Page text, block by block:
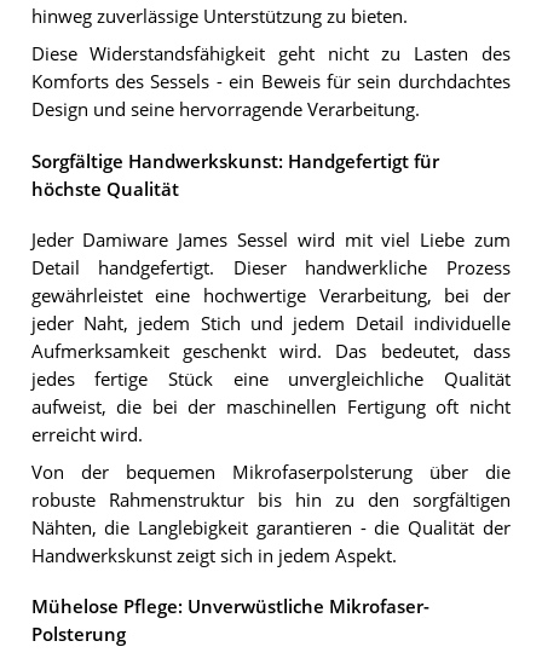
hinweg zuverlässige Unterstützung zu bieten.
Diese Widerstandsfähigkeit geht nicht zu Lasten des
Komforts des Sessels - ein Beweis für sein durchdachtes
Design und seine hervorragende Verarbeitung.
Sorgfältige Handwerkskunst: Handgefertigt für
höchste Qualität
Jeder Damiware James Sessel wird mit viel Liebe zum
Detail handgefertigt. Dieser handwerkliche Prozess
gewährleistet eine hochwertige Verarbeitung, bei der
jeder Naht, jedem Stich und jedem Detail individuelle
Aufmerksamkeit geschenkt wird. Das bedeutet, dass
jedes fertige Stück eine unvergleichliche Qualität
aufweist, die bei der maschinellen Fertigung oft nicht
erreicht wird.
Von der bequemen Mikrofaserpolsterung über die
robuste Rahmenstruktur bis hin zu den sorgfältigen
Nähten, die Langlebigkeit garantieren - die Qualität der
Handwerkskunst zeigt sich in jedem Aspekt.
Mühelose Pflege: Unverwüstliche Mikrofaser-
Polsterung